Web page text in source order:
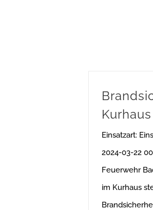
Kurhaus
Einsatzart:
2024-03-22
Feuerwehr
im Kurhaus